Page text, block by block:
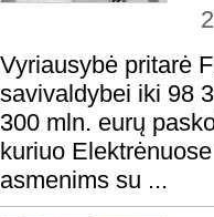
Vyriausybė pritarė
savivaldybei iki 98
300 mln. eurų
kuriuo
asmenims su ...